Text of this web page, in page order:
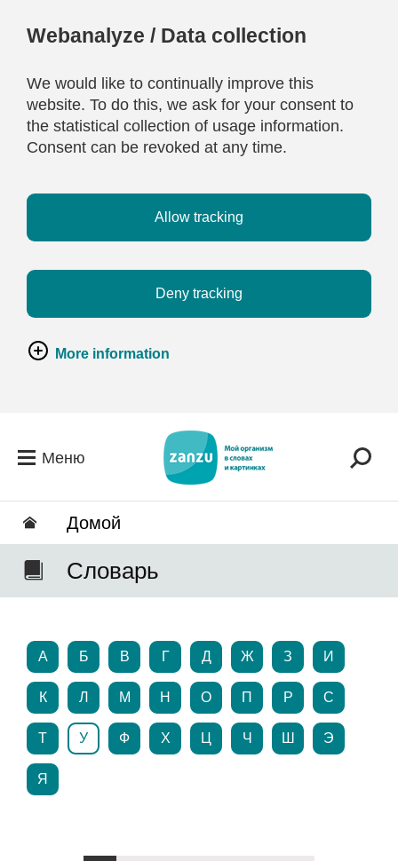
Webanalyze / Data collection
We would like to continually improve this
website. To do this, we ask for your consent to
the statistical collection of usage information.
Consent can be revoked at any time.
Allow tracking
Deny tracking
More information
Меню
Домой
Словарь
А Б В Г Д Ж З И
К Л М Н О П Р С
Т У Ф Х Ц Ч Ш Э
Я